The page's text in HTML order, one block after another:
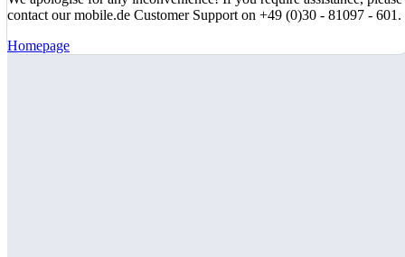
contact our mobile.de Customer Support on +49 (0)30 - 81097 - 601.
Homepage